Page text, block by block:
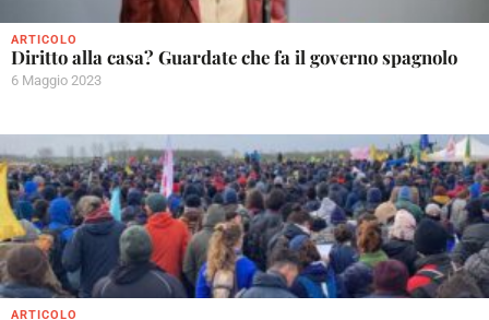
ARTICOLO
Diritto alla casa? Guardate che fa il governo spagnolo
6 Maggio 2023
ARTICOLO